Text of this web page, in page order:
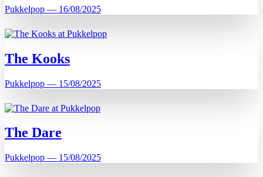
Pukkelpop — 16/08/2025
The Kooks
Pukkelpop — 15/08/2025
The Dare
Pukkelpop — 15/08/2025